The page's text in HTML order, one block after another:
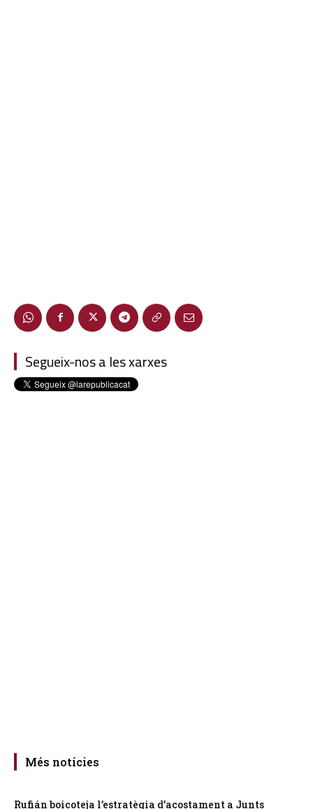
Segueix-nos a les xarxes
Més notícies
Rufián boicoteja l’estratègia d’acostament a Junts